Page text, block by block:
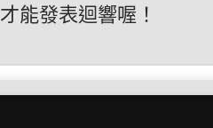
才能發表迴響喔！